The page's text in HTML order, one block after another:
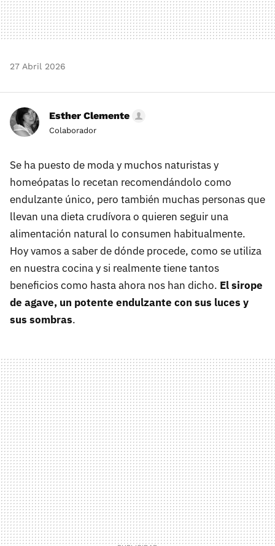
27 Abril 2026
Esther Clemente
Colaborador
Se ha puesto de moda y muchos naturistas y
homeópatas lo recetan recomendándolo como
endulzante único, pero también muchas personas que
llevan una dieta crudívora o quieren seguir una
alimentación natural lo consumen habitualmente.
Hoy vamos a saber de dónde procede, como se utiliza
en nuestra cocina y si realmente tiene tantos
beneficios como hasta ahora nos han dicho. El sirope
de agave, un potente endulzante con sus luces y
sus sombras.